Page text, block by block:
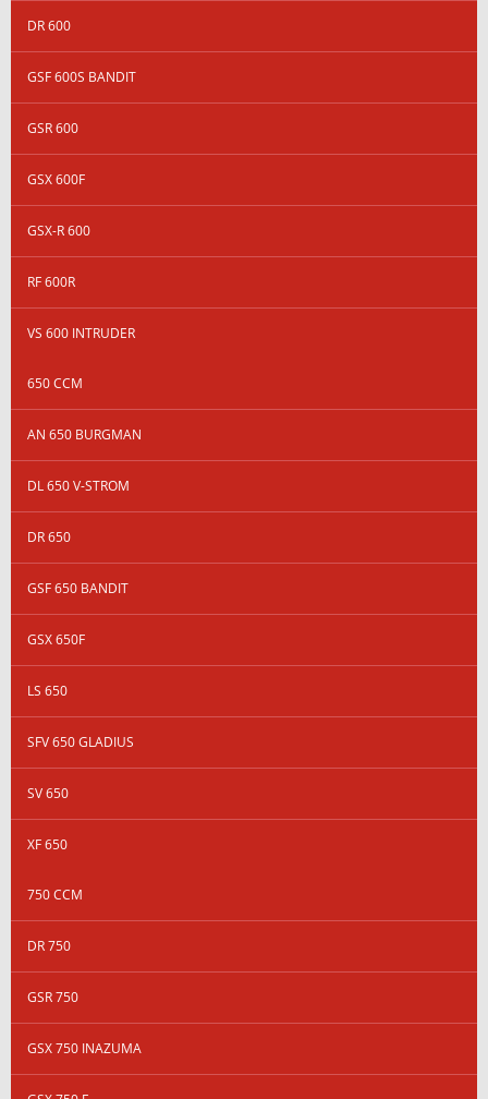
DR 600
GSF 600S BANDIT
GSR 600
GSX 600F
GSX-R 600
RF 600R
VS 600 INTRUDER
650 CCM
AN 650 BURGMAN
DL 650 V-STROM
DR 650
GSF 650 BANDIT
GSX 650F
LS 650
SFV 650 GLADIUS
SV 650
XF 650
750 CCM
DR 750
GSR 750
GSX 750 INAZUMA